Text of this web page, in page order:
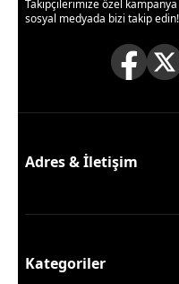
Takipçilerimize özel
sosyal medyada bizi takip edin!
Adres & İletişim
Kategoriler